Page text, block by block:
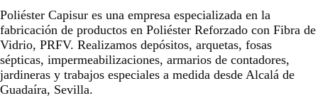
Poliéster Capisur es una empresa especializada en la
fabricación de productos en Poliéster Reforzado con Fibra de
Vidrio, PRFV. Realizamos depósitos, arquetas, fosas
sépticas, impermeabilizaciones, armarios de contadores,
jardineras y trabajos especiales a medida desde Alcalá de
Guadaíra, Sevilla.